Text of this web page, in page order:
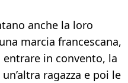
anche la loro
marcia francescana,
in convento, la
ragazza e poi le